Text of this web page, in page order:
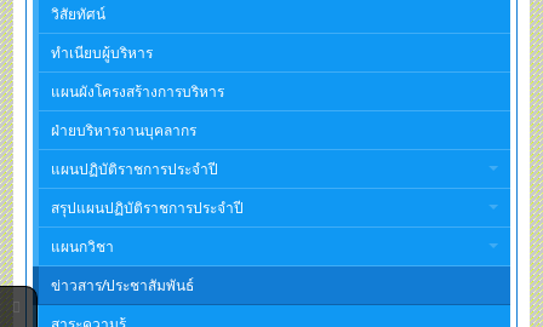
วิสัยทัศน์
ทำเนียบผู้บริหาร
แผนผังโครงสร้างการบริหาร
ฝ่ายบริหารงานบุคลากร
แผนปฏิบัติราชการประจำปี
สรุปแผนปฏิบัติราชการประจำปี
แผนกวิชา
ข่าวสาร/ประชาสัมพันธ์